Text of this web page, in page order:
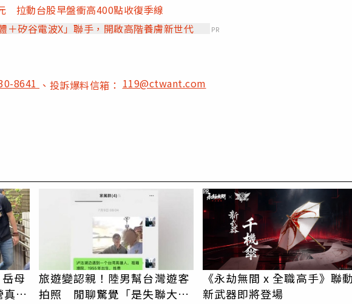
拉動台股早盤衝高400點收復季線
＋矽谷電波X」聯手，開啟高階養膚新世代
PR
8641 、投訴爆料信箱：119@ctwant.com
母
相
旅遊變認親！陸男幫台灣遊客
拍照 閒聊驚覺「是失聯大
《永劫無間 x 全職高手》聯
新武器即將登場
PR